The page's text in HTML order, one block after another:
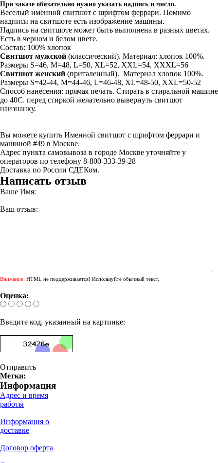
При заказе обязательно нужно указать надпись и число.
Веселый именной свитшот с шрифтом феррари. Помимо
надписи на свитшоте есть изображение машины.
Надпись на свитшоте может быть выполнена в разных цветах.
Есть в черном и белом цвете.
Состав: 100% хлопок
Свитшот мужской (классический). Материал: хлопок 100%.
Размеры S=46, M=48, L=50, XL=52, XXL=54, XXXL=56
Свитшот женский (приталенный). Материал хлопок 100%.
Размеры S=42-44, M=44-46, L=46-48, XL=48-50, XXL=50-52
Способ нанесения: прямая печать. Стирать в стиральной машине
до 40С. перед стиркой желательно вывернуть свитшот
наизнанку.
Вы можете купить Именной свитшот с шрифтом феррари и
машиной #49 в Москве.
Адрес пункта самовывоза в городе Москве уточняйте у
операторов по телефону 8-800-333-39-28
Доставка по России СДЕКом.
Написать отзыв
Ваше Имя:
Ваш отзыв:
Внимание: HTML не поддерживается! Используйте обычный текст.
Оценка:
Введите код, указанный на картинке:
Отправить
Метки:
Информация
Адрес и время
работы
Информация о
доставке
Договор оферта